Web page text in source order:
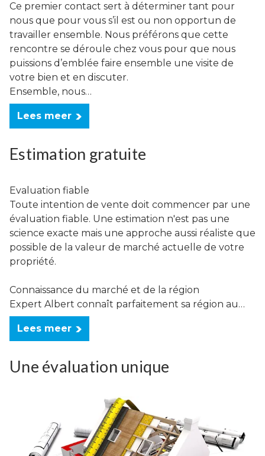
Ce premier contact sert à déterminer tant pour
nous que pour vous s’il est ou non opportun de
travailler ensemble. Nous préférons que cette
rencontre se déroule chez vous pour que nous
puissions d’emblée faire ensemble une visite de
votre bien et en discuter.
Ensemble, nous…
Lees meer
Estimation gratuite
Evaluation fiable
Toute intention de vente doit commencer par une
évaluation fiable. Une estimation n'est pas une
science exacte mais une approche aussi réaliste que
possible de la valeur de marché actuelle de votre
propriété.
Connaissance du marché et de la région
Expert Albert connaît parfaitement sa région au…
Lees meer
Une évaluation unique